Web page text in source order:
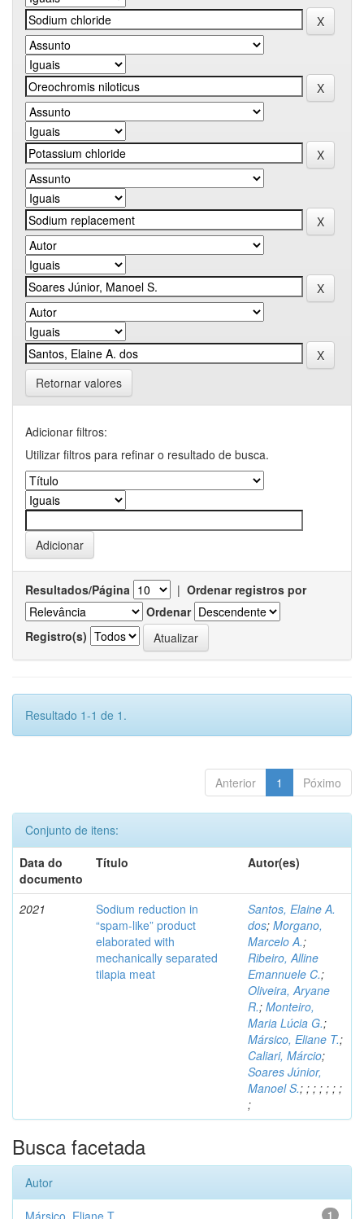
Retornar valores
Adicionar filtros:
Utilizar filtros para refinar o resultado de busca.
Resultados/Página | Ordenar registros por
Ordenar
Registro(s)
Resultado 1-1 de 1.
Anterior 1 Póximo
Conjunto de itens:
Data do
documento
Título Autor(es)
2021
Sodium reduction in
“spam-like” product
elaborated with
mechanically separated
tilapia meat
Santos, Elaine A.
dos; Morgano,
Marcelo A.;
Ribeiro, Alline
Emannuele C.;
Oliveira, Aryane
R.; Monteiro,
Maria Lúcia G.;
Mársico, Eliane T.;
Caliari, Márcio;
Soares Júnior,
Manoel S.; ; ; ; ; ; ;
;
Busca facetada
Autor
1